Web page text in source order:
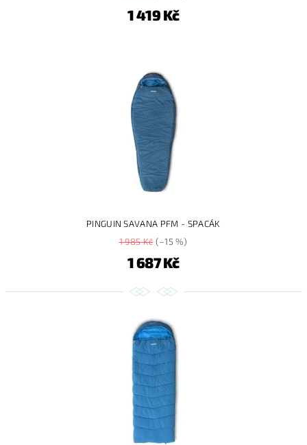
1 419 Kč
PINGUIN SAVANA PFM - SPACÁK
1 985 Kč(–15 %)
1 687 Kč